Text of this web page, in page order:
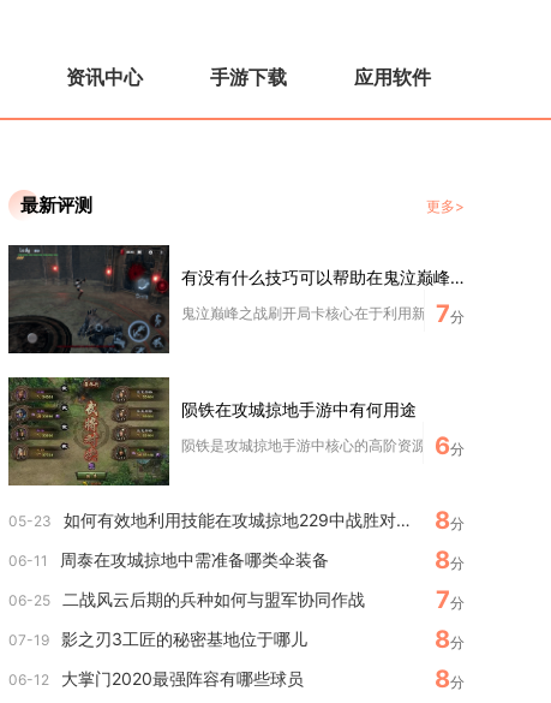
资讯中心 手游下载 应用软件
最新评测 更多>
有没有什么技巧可以帮助在鬼泣巅峰之战中刷开局卡
鬼泣巅峰之战刷开局卡核心在于利用新手卡池福利、精准
7分
陨铁在攻城掠地手游中有何用途
陨铁是攻城掠地手游中核心的高阶资源，核心用途集中在
6分
05-23 如何有效地利用技能在攻城掠地229中战胜对手 8分
06-11 周泰在攻城掠地中需准备哪类伞装备 8分
06-25 二战风云后期的兵种如何与盟军协同作战 7分
07-19 影之刃3工匠的秘密基地位于哪儿 8分
06-12 大掌门2020最强阵容有哪些球员 8分